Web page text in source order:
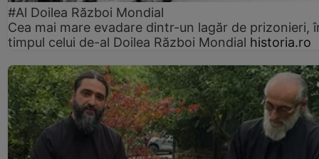
#Al Doilea Război Mondial
Cea mai mare evadare dintr-un lagăr de prizonieri,
timpul celui de-al Doilea Război Mondial historia.ro